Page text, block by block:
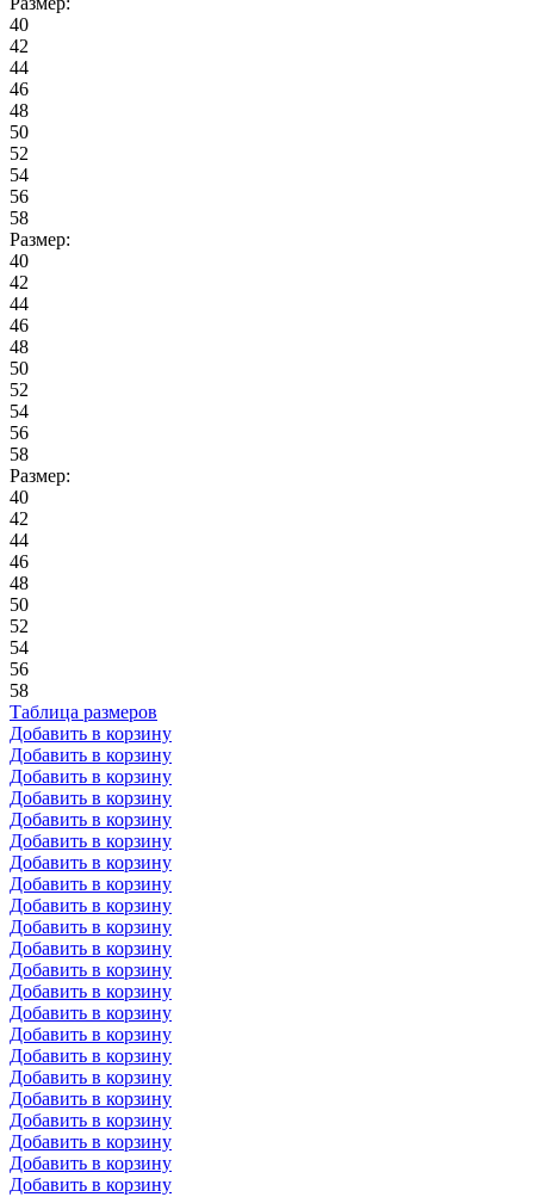
40
42
44
46
48
50
52
54
56
58
Размер:
40
42
44
46
48
50
52
54
56
58
Размер:
40
42
44
46
48
50
52
54
56
58
Таблица размеров
Добавить в корзину
Добавить в корзину
Добавить в корзину
Добавить в корзину
Добавить в корзину
Добавить в корзину
Добавить в корзину
Добавить в корзину
Добавить в корзину
Добавить в корзину
Добавить в корзину
Добавить в корзину
Добавить в корзину
Добавить в корзину
Добавить в корзину
Добавить в корзину
Добавить в корзину
Добавить в корзину
Добавить в корзину
Добавить в корзину
Добавить в корзину
Добавить в корзину